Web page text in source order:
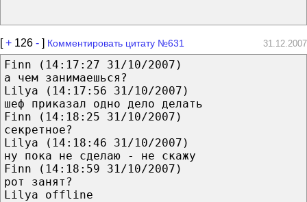
[+ 126 - ] Комментировать цитату №631 31.12.2007
Finn (14:17:27 31/10/2007)
а чем занимаешься?
Lilya (14:17:56 31/10/2007)
шеф приказал одно дело делать
Finn (14:18:25 31/10/2007)
секретное?
Lilya (14:18:46 31/10/2007)
ну пока не сделаю - не скажу
Finn (14:18:59 31/10/2007)
рот занят?
Lilya offline